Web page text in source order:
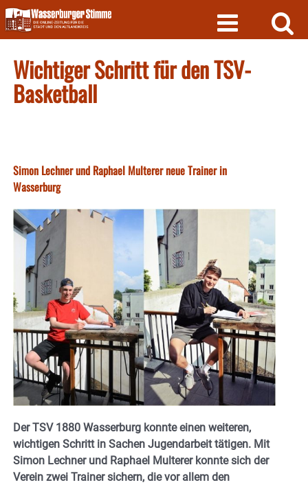
Skip
to
content
Wichtiger Schritt für den TSV-
Basketball
Simon Lechner und Raphael Multerer neue Trainer in
Wasserburg
Der TSV 1880 Wasserburg konnte einen weiteren,
wichtigen Schritt in Sachen Jugendarbeit tätigen. Mit
Simon Lechner und Raphael Multerer konnte sich der
Verein zwei Trainer sichern, die vor allem den